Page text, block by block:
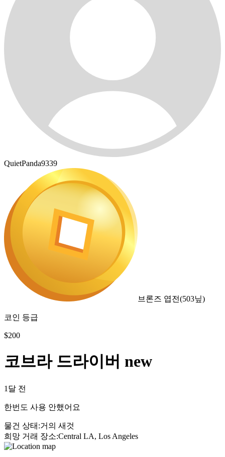
QuietPanda9339
브론즈 엽전(503닢)
코인 등급
$200
코브라 드라이버 new
1달 전
한번도 사용 안했어요
물건 상태 :거의 새것
희망 거래 장소:Central LA, Los Angeles